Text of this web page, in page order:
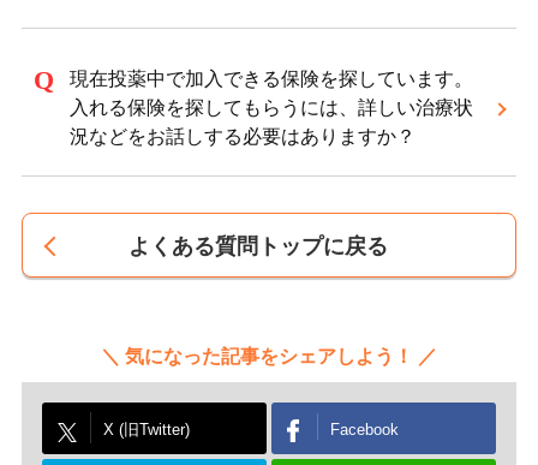
現在投薬中で加入できる保険を探しています。
入れる保険を探してもらうには、詳しい治療状
況などをお話しする必要はありますか？
よくある質問トップに戻る
気になった記事をシェアしよう！
X (旧Twitter) Facebook